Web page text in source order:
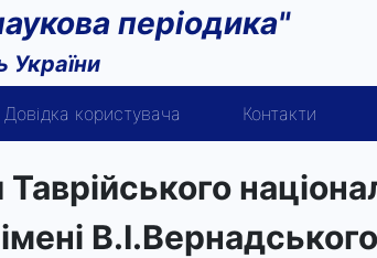
періодика"
України
Довідка користувача Контакти